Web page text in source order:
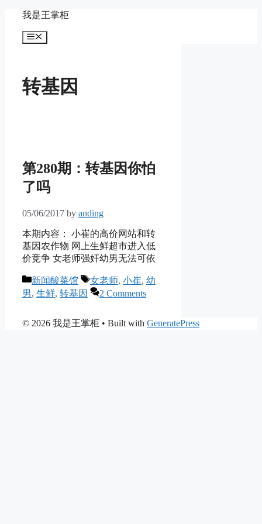
content
我是王掌柜
Menu
转基因
第280期：转基因你怕
了吗
05/06/2017 by anding
本期内容： 小崔的高价网站和转
基因农作物 网上生鲜超市进入低
价竞争 女老师强奸幼男无法可依
Categories
新闻酸菜馆 Tags
女老师, 小崔, 幼
男, 生鲜, 转基因 2 Comments
© 2026 我是王掌柜 • Built with GeneratePress